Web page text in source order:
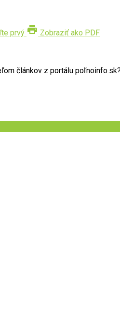
prvý print Zobraziť ako PDF
článkov z portálu